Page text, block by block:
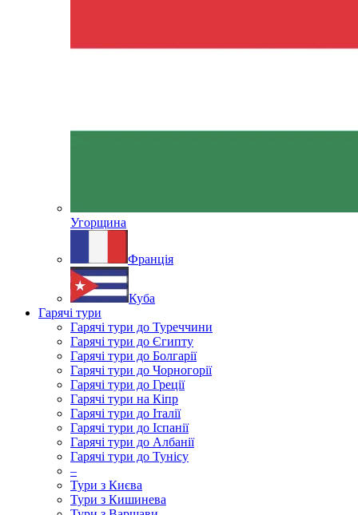
Угорщина
Франція
Куба
Гарячі тури
Гарячі тури до Туреччини
Гарячі тури до Єгипту
Гарячі тури до Болгарії
Гарячі тури до Чорногорії
Гарячі тури до Греції
Гарячі тури на Кіпр
Гарячі тури до Італії
Гарячі тури до Іспанії
Гарячі тури до Албанії
Гарячі тури до Тунісу
–
Тури з Києва
Тури з Кишинева